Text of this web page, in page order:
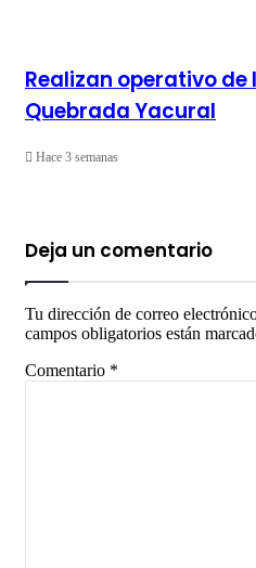
Realizan operativo de
Quebrada Yacural
Hace 3 semanas
Deja un comentario
Tu dirección de correo
campos obligatorios están
Comentario *